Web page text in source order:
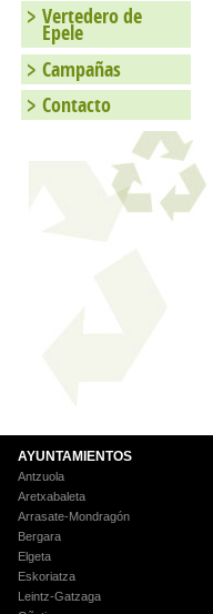
Vertedero de
Epele
Campañas
Contacto
AYUNTAMIENTOS
Antzuola
Aretxabaleta
Arrasate-Mondragón
Bergara
Elgeta
Eskoriatza
Leintz-Gatzaga